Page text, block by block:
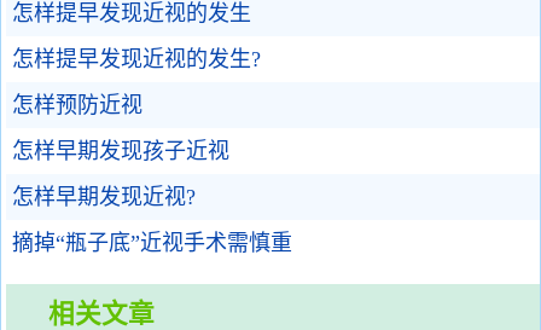
怎样提早发现近视的发生
怎样提早发现近视的发生?
怎样预防近视
怎样早期发现孩子近视
怎样早期发现近视?
摘掉“瓶子底”近视手术需慎重
相关文章